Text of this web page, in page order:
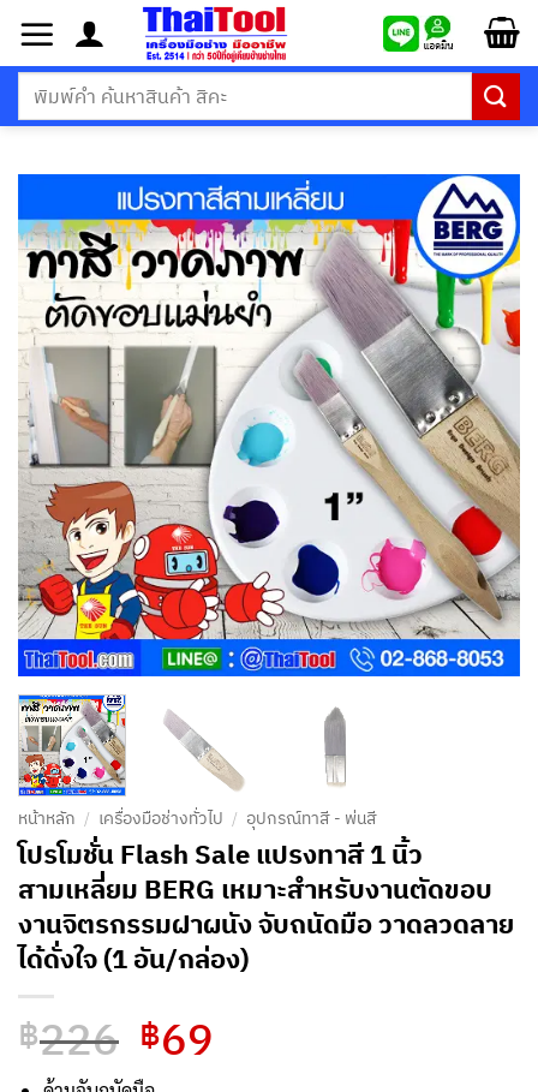
ยัง
เนื้อหา
ค้นหา:
หน้าหลัก / เครื่องมือช่างทั่วไป / อุปกรณ์ทาสี - พ่นสี
โปรโมชั่น Flash Sale แปรงทาสี 1 นิ้ว
สามเหลี่ยม BERG เหมาะสำหรับงานตัดขอบ
งานจิตรกรรมฝาผนัง จับถนัดมือ วาดลวดลาย
ได้ดั่งใจ (1 อัน/กล่อง)
฿226 Original
price
฿69